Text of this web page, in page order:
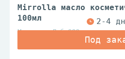
Mirrolla масло
100мл
Мирролла Лаб ООО